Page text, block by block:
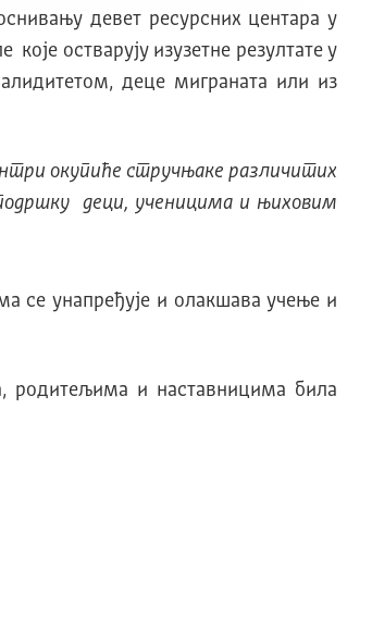
девет ресурсних центара у
остваруjу изузетне резултате у
деце миграната или из
окупиће стручњаке различитих
деци, ученицима и њиховим
се унапређује и олакшава учење и
родитељима и наставницима била